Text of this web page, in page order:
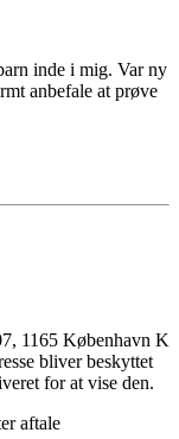
inde i mig. Var ny
anbefale at prøve
1165 København K
bliver beskyttet
for at vise den.
aftale